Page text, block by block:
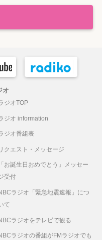
オ
ジオTOP
ジオ information
ジオ番組表
リクエスト・メッセージ
「お誕生日おめでとう」メッセー
受付
ラジオ「緊急地震速報」につ
て
ラジオをテレビで観る
ラジオの番組がFMラジオでも